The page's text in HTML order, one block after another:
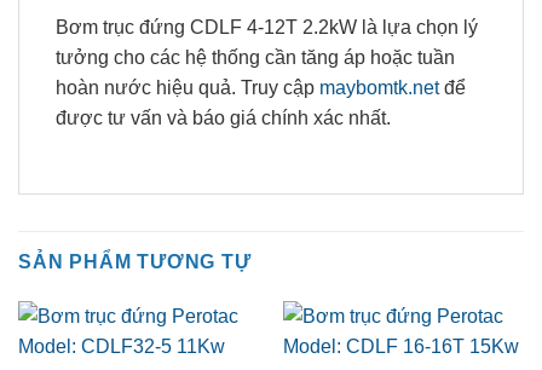
Bơm trục đứng CDLF 4-12T 2.2kW là lựa chọn lý
tưởng cho các hệ thống cần tăng áp hoặc tuần
hoàn nước hiệu quả. Truy cập maybomtk.netđể
được tư vấn và báo giá chính xác nhất.
SẢN PHẨM TƯƠNG TỰ